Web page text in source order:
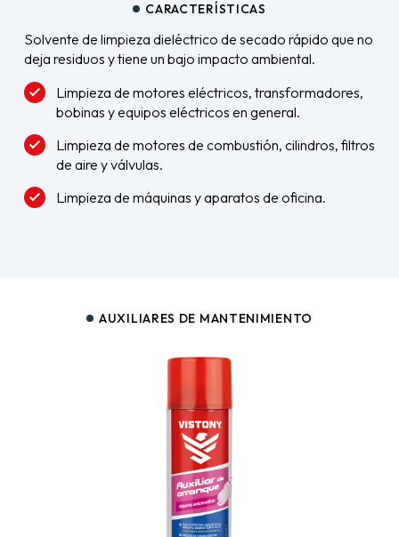
CARACTERÍSTICAS
Solvente de limpieza dieléctrico de secado rápido que no
deja residuos y tiene un bajo impacto ambiental.
Limpieza de motores eléctricos, transformadores,
bobinas y equipos eléctricos en general.
Limpieza de motores de combustión, cilindros, filtros
de aire y válvulas.
Limpieza de máquinas y aparatos de oficina.
AUXILIARES DE MANTENIMIENTO